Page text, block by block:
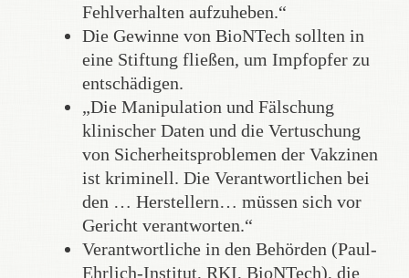
Fehlverhalten aufzuheben.“
Die Gewinne von BioNTech sollten in
eine Stiftung fließen, um Impfopfer zu
entschädigen.
„Die Manipulation und Fälschung
klinischer Daten und die Vertuschung
von Sicherheitsproblemen der Vakzinen
ist kriminell. Die Verantwortlichen bei
den … Herstellern… müssen sich vor
Gericht verantworten.“
Verantwortliche in den Behörden (Paul-
Ehrlich-Institut, RKI, BioNTech), die